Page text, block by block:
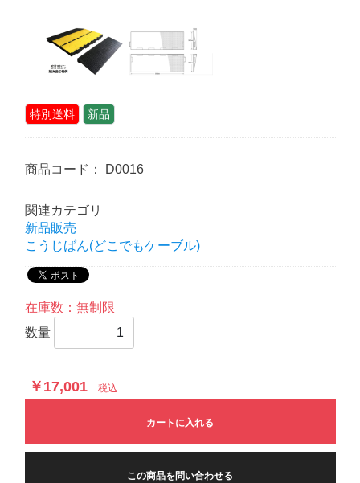
特別送料 新品
商品コード： D0016
関連カテゴリ
新品販売
こうじばん(どこでもケーブル)
在庫数：無制限
数量
￥17,001 税込
カートに入れる
この商品を問い合わせる